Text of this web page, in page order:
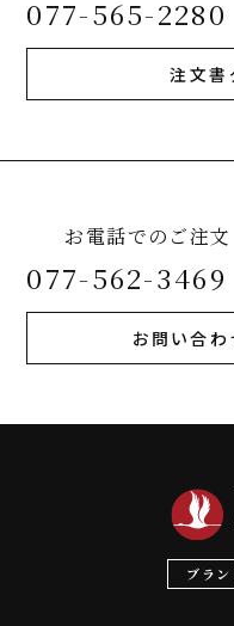
077-565-2280
注文書
お電話でのご注文
077-562-3469
お問い合わ
ブラン